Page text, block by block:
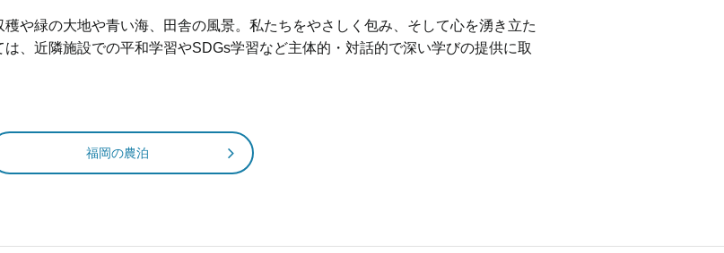
や緑の大地や青い海、田舎の風景。私たちをやさしく包み、そして心を湧き立た
、近隣施設での平和学習やSDGs学習など主体的・対話的で深い学びの提供に取
福岡の農泊